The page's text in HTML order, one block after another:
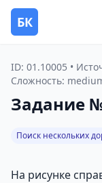
БК
ID: 01.10005 •
Сложность:
Задание
Поиск нескольких
На рисунке